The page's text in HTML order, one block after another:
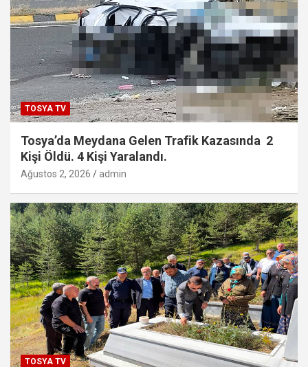
TOSYA TV
Tosya’da Meydana Gelen Trafik Kazasında 2
Kişi Öldü. 4 Kişi Yaralandı.
Ağustos 2, 2026 admin
TOSYA TV